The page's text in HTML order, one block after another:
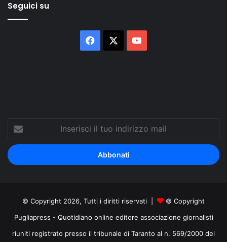
Seguici su
Facebook
Inserisci
tuo
indirizzo
mail
© Copyright 2026, Tutti i diritti riservati |
© Copyright
Pugliapress - Quotidiano online editore associazione giornalisti
riuniti registrato presso il tribunale di Taranto al n. 569/2000 del